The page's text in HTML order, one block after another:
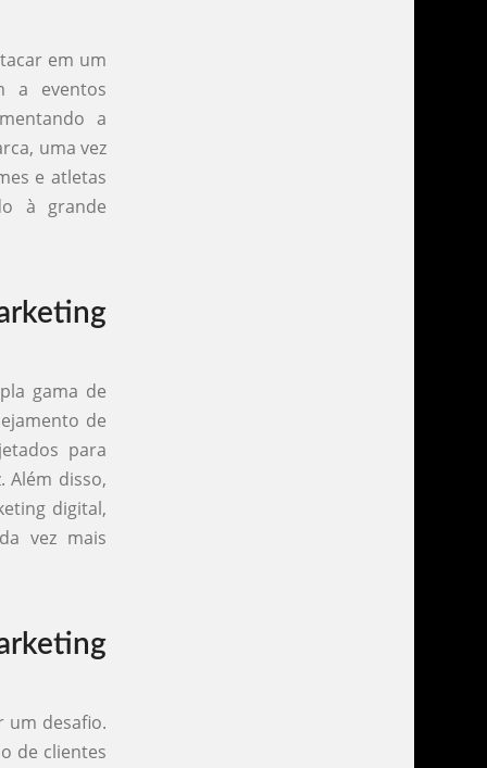
em um
a eventos
a
uma vez
e atletas
à grande
gama de
de
para
Além disso,
digital,
vez mais
um desafio.
de clientes